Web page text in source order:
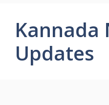
Kannada
Updates